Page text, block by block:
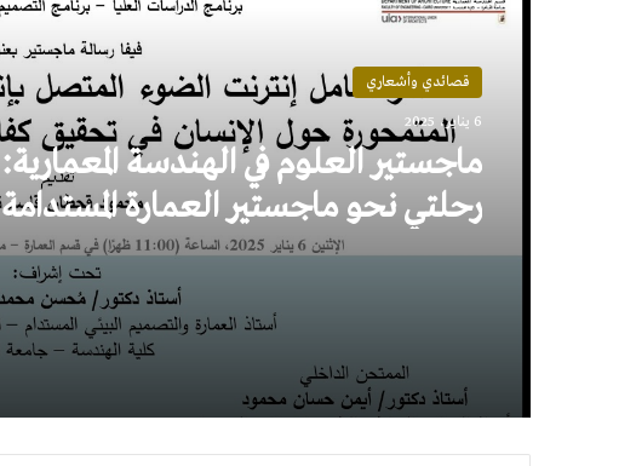
قصائدي وأشعاري
6 يناير، 2025
ماجستير العلوم في الهندسة المعمارية:
رحلتي نحو ماجستير العمارة المستدامة
في جامعة القاهرة